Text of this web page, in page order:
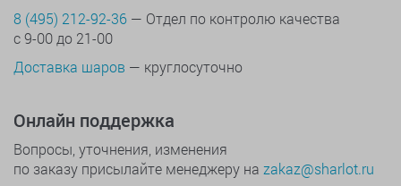
8 (495) 212-92-36 — Отдел по контролю качества
с 9-00 до 21-00
Доставка шаров — круглосуточно
Онлайн поддержка
Вопросы, уточнения, изменения
по заказу присылайте менеджеру на zakaz@sharlot.ru